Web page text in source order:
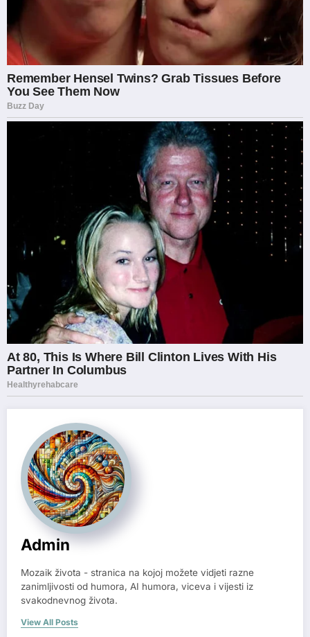
Admin
Mozaik života - stranica na kojoj možete vidjeti razne
zanimljivosti od humora, AI humora, viceva i vijesti iz
svakodnevnog života.
View All Posts